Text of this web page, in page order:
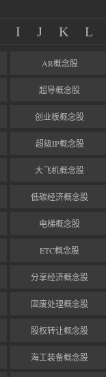
I J K L
AR概念股
超导概念股
创业板概念股
超级IP概念股
大飞机概念股
低碳经济概念股
电梯概念股
ETC概念股
分享经济概念股
固废处理概念股
股权转让概念股
海工装备概念股